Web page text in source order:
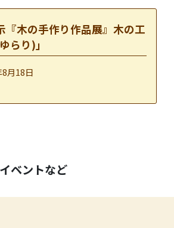
『木の手作り作品展』木の工
らり)」
月18日
ベントなど